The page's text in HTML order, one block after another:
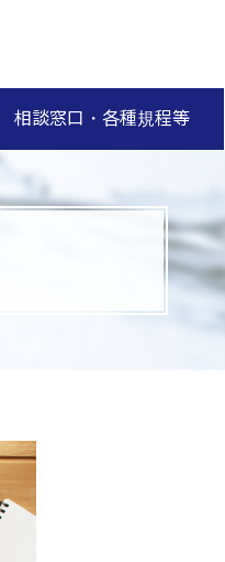
相談窓口・各種規程等